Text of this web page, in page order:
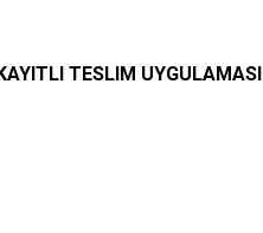
TESLIM UYGULAMASI